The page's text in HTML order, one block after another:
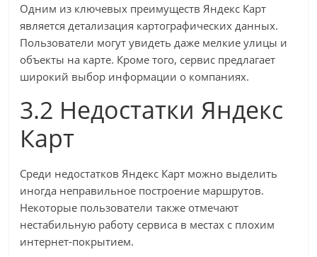
Одним из ключевых преимуществ Яндекс Карт
является детализация картографических данных.
Пользователи могут увидеть даже мелкие улицы и
объекты на карте. Кроме того, сервис предлагает
широкий выбор информации о компаниях.
3.2 Недостатки Яндекс
Карт
Среди недостатков Яндекс Карт можно выделить
иногда неправильное построение маршрутов.
Некоторые пользователи также отмечают
нестабильную работу сервиса в местах с плохим
интернет-покрытием.